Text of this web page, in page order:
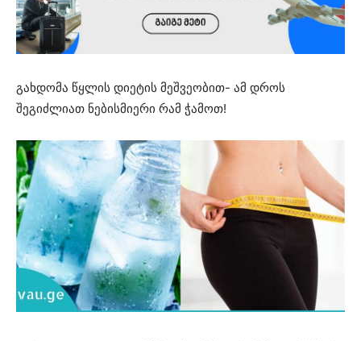
გახდომა წყლის დიეტის მეშვეობით- ამ დროს
შეგიძლიათ ნებისმიერი რამ ჭამოთ!